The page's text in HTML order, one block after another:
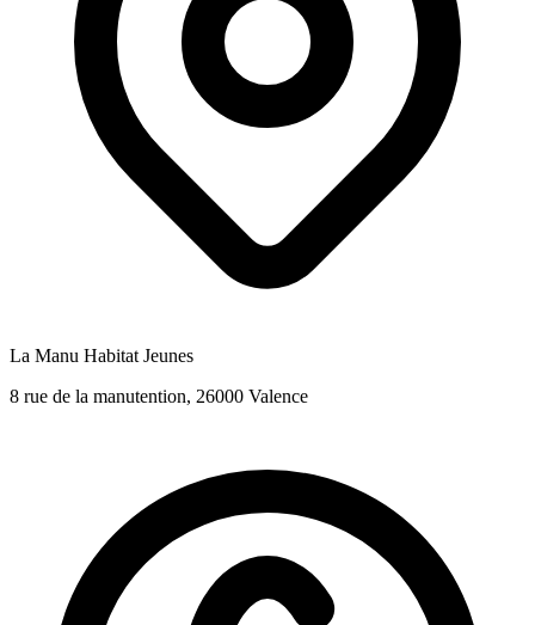
La Manu Habitat Jeunes
8 rue de la manutention, 26000 Valence